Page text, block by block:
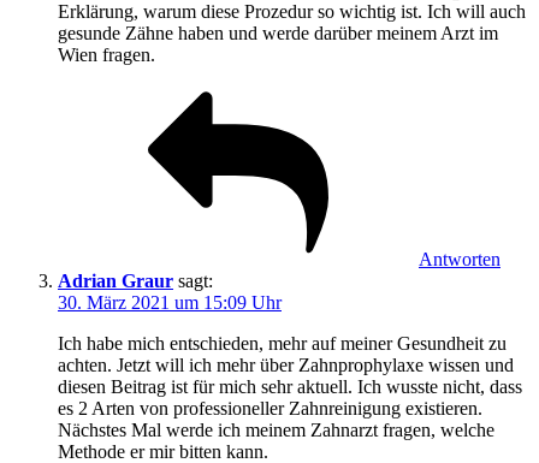
Erklärung, warum diese Prozedur so wichtig ist. Ich will auch
gesunde Zähne haben und werde darüber meinem Arzt im
Wien fragen.
Antworten
Adrian Graur sagt:
30. März 2021 um 15:09 Uhr
Ich habe mich entschieden, mehr auf meiner Gesundheit zu
achten. Jetzt will ich mehr über Zahnprophylaxe wissen und
diesen Beitrag ist für mich sehr aktuell. Ich wusste nicht, dass
es 2 Arten von professioneller Zahnreinigung existieren.
Nächstes Mal werde ich meinem Zahnarzt fragen, welche
Methode er mir bitten kann.